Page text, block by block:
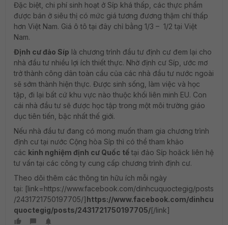
Đặc biệt, chi phí sinh hoạt ở Síp khá thấp, các thực phẩm
được bán ở siêu thị có mức giá tương đương thậm chí thấp
hơn Việt Nam. Giá ô tô tại đây chỉ bằng 1/3 – 1/2 tại Việt
Nam.
Định cư đảo Síp là chương trình đầu tư định cư đem lại cho
nhà đầu tư nhiều lợi ích thiết thực. Nhờ định cư Síp, ước mơ
trở thành công dân toàn cầu của các nhà đầu tư nước ngoài
sẽ sớm thành hiện thực. Được sinh sống, làm việc và học
tập, đi lại bất cứ khu vực nào thuộc khối liên minh EU. Con
cái nhà đầu tư sẽ được học tập trong một môi trường giáo
dục tiên tiến, bậc nhất thế giới.
Nếu nhà đầu tư đang có mong muốn tham gia chương trình
định cư tại nước Cộng hòa Síp thì có thể tham khảo
các kinh nghiệm định cư Quốc tế tại đảo Síp hoăck liên hệ
tư vấn tại các công ty cung cấp chương trình định cư.
Theo dõi thêm các thông tin hữu ích mỗi ngày
tại: [link=https://www.facebook.com/dinhcuquoctegig/posts
/2431721750197705/]https://www.facebook.com/dinhcu
quoctegig/posts/2431721750197705/[/link]